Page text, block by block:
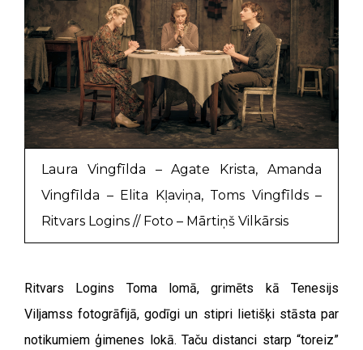
Laura Vingfīlda – Agate Krista, Amanda
Vingfīlda – Elita Kļaviņa, Toms Vingfīlds –
Ritvars Logins // Foto – Mārtiņš Vilkārsis
Ritvars Logins Toma lomā, grimēts kā Tenesijs
Viljamss fotogrāfijā, godīgi un stipri lietišķi stāsta par
notikumiem ģimenes lokā. Taču distanci starp “toreiz”